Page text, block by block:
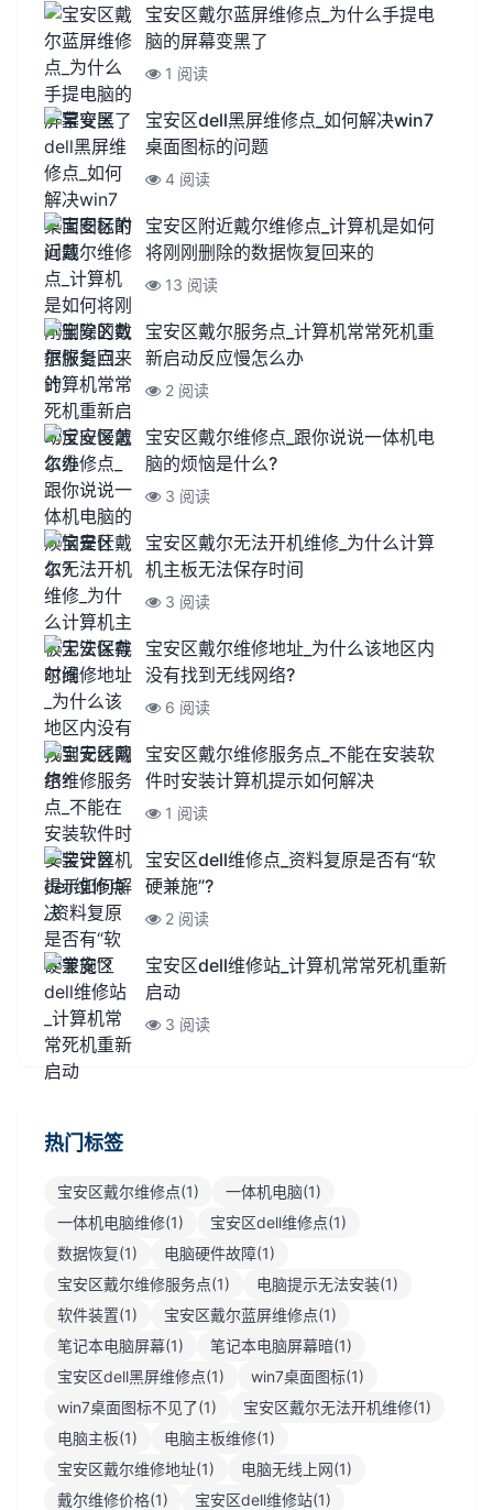
宝安区戴尔蓝屏维修点_为什么手提电
脑的屏幕变黑了
1 阅读
宝安区dell黑屏维修点_如何解决win7
桌面图标的问题
4 阅读
宝安区附近戴尔维修点_计算机是如何
将刚刚删除的数据恢复回来的
13 阅读
宝安区戴尔服务点_计算机常常死机重
新启动反应慢怎么办
2 阅读
宝安区戴尔维修点_跟你说说一体机电
脑的烦恼是什么?
3 阅读
宝安区戴尔无法开机维修_为什么计算
机主板无法保存时间
3 阅读
宝安区戴尔维修地址_为什么该地区内
没有找到无线网络?
6 阅读
宝安区戴尔维修服务点_不能在安装软
件时安装计算机提示如何解决
1 阅读
宝安区dell维修点_资料复原是否有“软
硬兼施”?
2 阅读
宝安区dell维修站_计算机常常死机重新
启动
3 阅读
热门标签
宝安区戴尔维修点(1)
一体机电脑(1)
一体机电脑维修(1)
宝安区dell维修点(1)
数据恢复(1)
电脑硬件故障(1)
宝安区戴尔维修服务点(1)
电脑提示无法安装(1)
软件装置(1)
宝安区戴尔蓝屏维修点(1)
笔记本电脑屏幕(1)
笔记本电脑屏幕暗(1)
宝安区dell黑屏维修点(1)
win7桌面图标(1)
win7桌面图标不见了(1)
宝安区戴尔无法开机维修(1)
电脑主板(1)
电脑主板维修(1)
宝安区戴尔维修地址(1)
电脑无线上网(1)
戴尔维修价格(1)
宝安区dell维修站(1)